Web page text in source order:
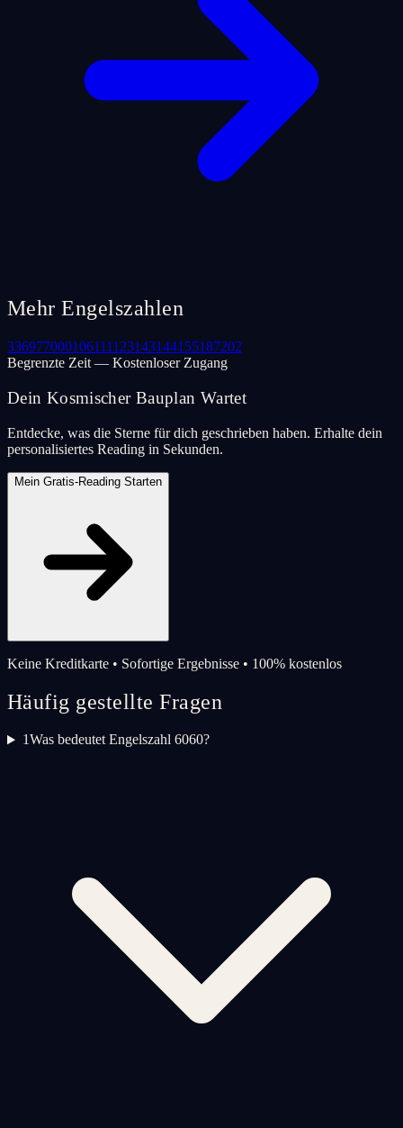
Mehr Engelszahlen
336977000106111123143144155187202
Begrenzte Zeit — Kostenloser Zugang
Dein Kosmischer Bauplan Wartet
Entdecke, was die Sterne für dich geschrieben haben. Erhalte dein
personalisiertes Reading in Sekunden.
Mein Gratis-Reading Starten
Keine Kreditkarte • Sofortige Ergebnisse • 100% kostenlos
Häufig gestellte Fragen
1Was bedeutet Engelszahl 6060?